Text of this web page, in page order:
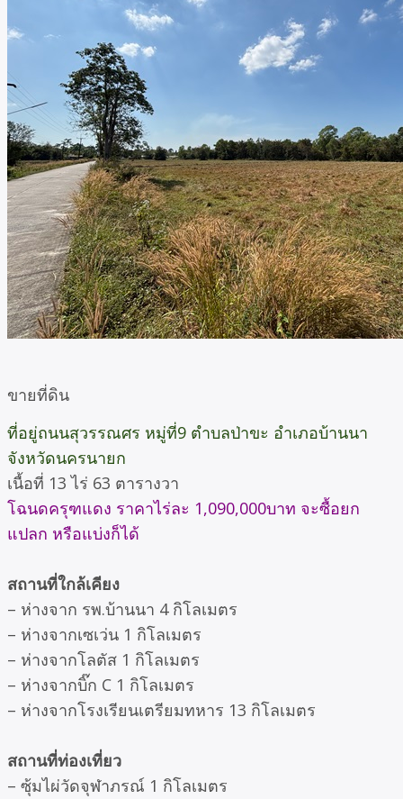
ขายที่ดิน
ที่อยู่ถนนสุวรรณศร หมู่ที่9 ตำบลป่าขะ อำเภอบ้านนา
จังหวัดนครนายก
เนื้อที่ 13 ไร่ 63 ตารางวา
โฉนดครุฑแดง ราคาไร่ละ 1,090,000บาท จะซื้อยก
แปลก หรือแบ่งก็ได้
สถานที่ใกล้เคียง
– ห่างจาก รพ.บ้านนา 4 กิโลเมตร
– ห่างจากเซเว่น 1 กิโลเมตร
– ห่างจากโลตัส 1 กิโลเมตร
– ห่างจากบิ๊ก C 1 กิโลเมตร
– ห่างจากโรงเรียนเตรียมทหาร 13 กิโลเมตร
สถานที่ท่องเที่ยว
– ซุ้มไผ่วัดจุฬาภรณ์ 1 กิโลเมตร